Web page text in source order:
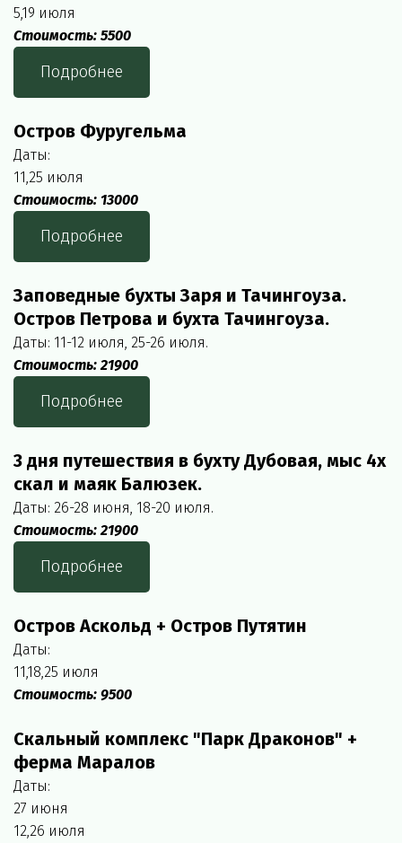
5,19 июля
Стоимость: 5500
Подробнее
Остров Фуругельма
Даты:
11,25 июля
Стоимость: 13000
Подробнее
Заповедные бухты Заря и Тачингоуза.
Остров Петрова и бухта Тачингоуза.
Даты: 11-12 июля, 25-26 июля.
Стоимость: 21900
Подробнее
3 дня путешествия в бухту Дубовая, мыс 4х
скал и маяк Балюзек.
Даты: 26-28 июня, 18-20 июля.
Стоимость: 21900
Подробнее
Остров Аскольд + Остров Путятин
Даты:
11,18,25 июля
Стоимость: 9500
Скальный комплекс "Парк Драконов" +
ферма Маралов
Даты:
27 июня
12,26 июля